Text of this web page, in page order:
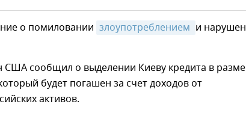
о помиловании злоупотреблением и
сообщил о выделении Киеву кредита в
будет погашен за счет доходов от
активов.